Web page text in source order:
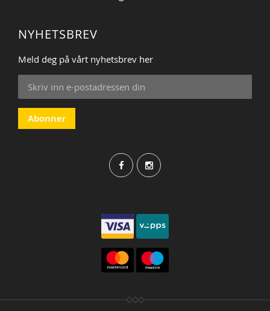
NYHETSBREV
Meld deg på vårt nyhetsbrev her
Sign
Up
for
Our
Newsletter:
Abonner